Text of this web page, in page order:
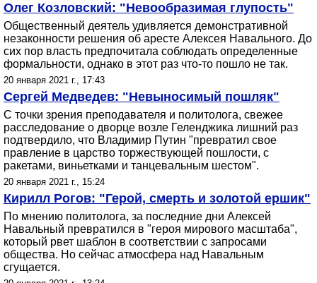
Олег Козловский: "Невообразимая глупость"
Общественный деятель удивляется демонстративной
незаконности решения об аресте Алексея Навального. До
сих пор власть предпочитала соблюдать определенные
формальности, однако в этот раз что-то пошло не так.
20 января 2021 г., 17:43
Сергей Медведев: "Невыносимый пошляк"
С точки зрения преподавателя и политолога, свежее
расследование о дворце возле Геленджика лишний раз
подтвердило, что Владимир Путин "превратил свое
правление в царство торжествующей пошлости, с
ракетами, виньетками и танцевальным шестом".
20 января 2021 г., 15:24
Кирилл Рогов: "Герой, смерть и золотой ершик"
По мнению политолога, за последние дни Алексей
Навальный превратился в "героя мирового масштаба",
который рвет шаблон в соответствии с запросами
общества. Но сейчас атмосфера над Навальным
сгущается.